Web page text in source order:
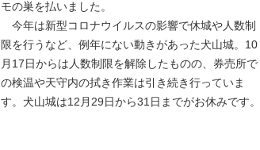
モの巣を払いました。
今年は新型コロナウイルスの影響で休城や人数制
限を行うなど、例年にない動きがあった犬山城。10
月17日からは人数制限を解除したものの、券売所で
の検温や天守内の拭き作業は引き続き行っていま
す。犬山城は12月29日から31日までがお休みです。